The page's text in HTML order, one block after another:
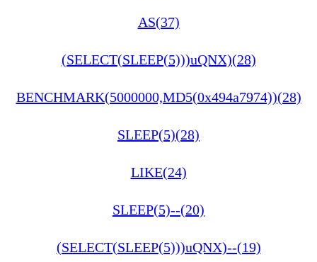
AS(37)
(SELECT(SLEEP(5)))uQNX)(28)
BENCHMARK(5000000,MD5(0x494a7974))(28)
SLEEP(5)(28)
LIKE(24)
SLEEP(5)--(20)
(SELECT(SLEEP(5)))uQNX)--(19)